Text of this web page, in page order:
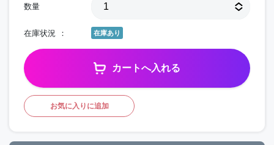
数量
在庫状況 在庫あり
カートへ入れる
お気に入りに追加